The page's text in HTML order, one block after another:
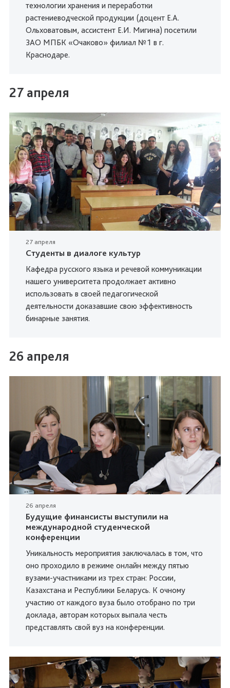
технологии хранения и переработки
растениеводческой продукции (доцент Е.А.
Ольховатовым, ассистент Е.И. Мигина) посетили
ЗАО МПБК «Очаково» филиал №1 в г.
Краснодаре.
27 апреля
27 апреля
Студенты в диалоге культур
Кафедра русского языка и речевой коммуникации
нашего университета продолжает активно
использовать в своей педагогической
деятельности доказавшие свою эффективность
бинарные занятия.
26 апреля
26 апреля
Будущие финансисты выступили на
международной студенческой
конференции
Уникальность мероприятия заключалась в том, что
оно проходило в режиме онлайн между пятью
вузами-участниками из трех стран: России,
Казахстана и Республики Беларусь. К очному
участию от каждого вуза было отобрано по три
доклада, авторам которых выпала честь
представлять свой вуз на конференции.